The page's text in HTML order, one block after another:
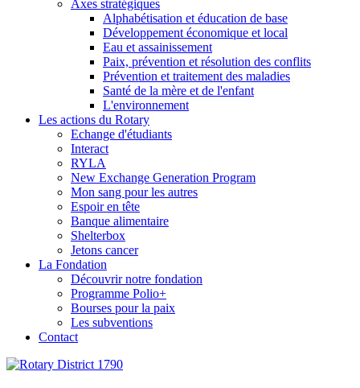
Axes stratégiques
Alphabétisation et éducation de base
Développement économique et local
Eau et assainissement
Paix, prévention et résolution des conflits
Prévention et traitement des maladies
Santé de la mère et de l'enfant
L'environnement
Les actions du Rotary
Echange d'étudiants
Interact
RYLA
New Exchange Generation Program
Mon sang pour les autres
Espoir en tête
Banque alimentaire
Shelterbox
Jetons cancer
La Fondation
Découvrir notre fondation
Programme Polio+
Bourses pour la paix
Les subventions
Contact